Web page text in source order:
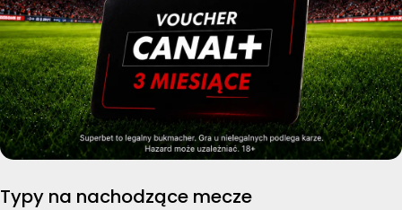
Typy na nachodzące mecze